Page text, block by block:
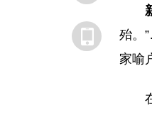
殆。
家喻